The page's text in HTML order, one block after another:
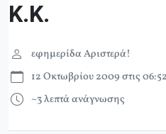
Κ.Κ.
εφημερίδα Αριστερά!
12 Οκτωβρίου 2009 στις
~3 λεπτά ανάγνωσης